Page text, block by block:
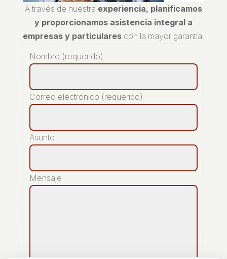
A través de nuestra experiencia, planificamos
y proporcionamos asistencia integral a
empresas y particularescon la mayor garantía.
Nombre (requerido)
Correo electrónico (requerido)
Asunto
Mensaje